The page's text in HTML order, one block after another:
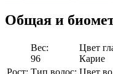
Общая и
Рост:
Вес:
96
Цвет
Карие
Тип волос: Цвет